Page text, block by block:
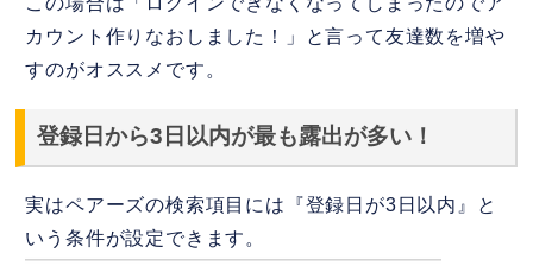
カウント作りなおしました！」と言って友達数を増や
すのがオススメです。
登録日から3日以内が最も露出が多い！
実はペアーズの検索項目には『登録日が3日以内』と
いう条件が設定できます。